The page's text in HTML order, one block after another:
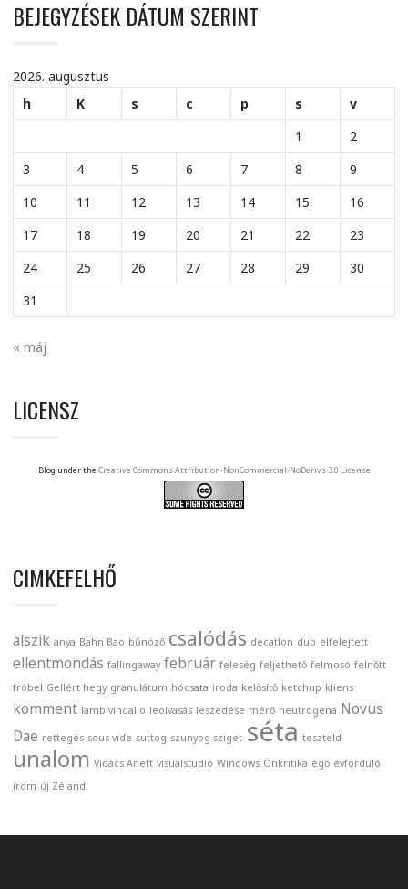
BEJEGYZÉSEK DÁTUM SZERINT
2026. augusztus
h
K s c p s
v
1
2
3
4 5 6 7 8
9
10
11 12 13 14 15
16
17
18 19 20 21 22
23
24
25 26 27 28 29
30
31
« máj
LICENSZ
Blog under the Creative Commons Attribution-NonCommercial-NoDerivs 3.0 License
CIMKEFELHŐ
alszik anya Bahn Bao bűnöző csalódás decatlon dub elfelejtett
ellentmondás fallingaway február feleség feljethető felmosó felnőtt
fröbel Gellért hegy granulátum hócsata iroda kelősítő ketchup kliens
komment lamb vindallo leolvasás leszedése mérő neutrogena Novus
Dae rettegés sous vide suttog szunyog sziget séta teszteld
unalom Vidács Anett visualstudio Windows Önkritika égő évforduló
írom új Zéland